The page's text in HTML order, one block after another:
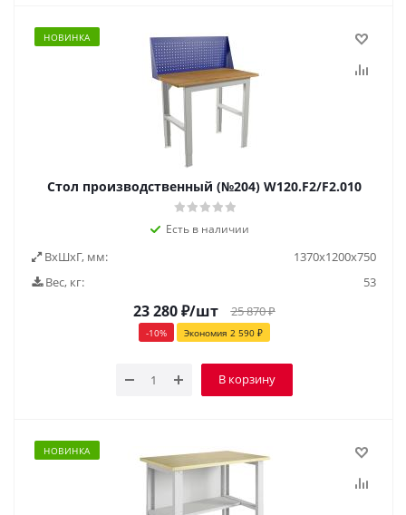
НОВИНКА
Стол производственный (№204) W120.F2/F2.010
Есть в наличии
ВxШxГ, мм:
1370x1200x750
Вес, кг:
53
23 280₽/шт 25 870₽
-10% Экономия 2 590₽
В корзину
НОВИНКА